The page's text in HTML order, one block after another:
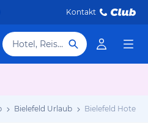
Kontakt
Hotel, Reiseziel
Bielefeld Urlaub Bielefeld Hotels